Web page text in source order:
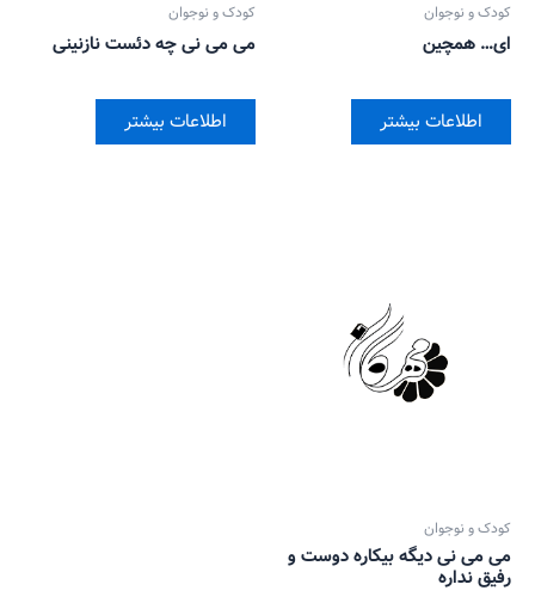
کودک و نوجوان
ای… همچین
اطلاعات بیشتر
کودک و نوجوان
می می نی چه دئست نازنینی
اطلاعات بیشتر
کودک و نوجوان
می می نی دیگه بیکاره دوست و
رفیق نداره